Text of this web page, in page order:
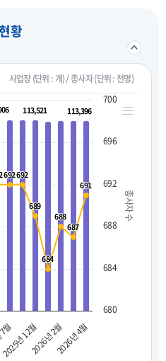
황 접기/
사업장 (단위 : 개) / 종사자 (단위 : 천명)
종사자 수
113,396
113,396
113,521
113,521
691
691
687
687
688
688
684
684
689
689
692
692
692
692
2026년 4월
2026년 2월
2025년 12월
680
684
688
692
696
700